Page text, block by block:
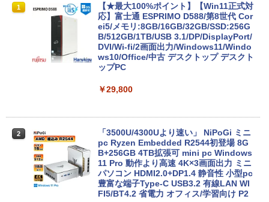
1
Amazon(アマゾン) タブレットPC New F
ire Max 11(2023年発売) グレー B0B2SD
8BVX ［11型 /Wi-Fiモデル /ストレージ：
64GB］ B0B2SD8BVX [振込不可]
￥19,980
付き/SSD 512GB メモリ16GB/Core i5
第8世代/ノートパソコン Windows11/お
まかせ パソコン/WIFI/激安パソコン/15.6
インチ 安い ノートPC
￥13,500
1
【★最大100%ポイント】【Win11正式対
応】富士通 ESPRIMO D588/第8世代 Cor
ei5/メモリ:8GB/16GB/32GB/SSD:256G
B/512GB/1TB/USB 3.1/DP/DisplayPort/
DVI/Wi-fi/2画面出力/Windows11/Windo
ws10/Office/中古 デスクトップ デスクト
ップPC
￥29,800
2
「3500U/4300Uより速い」 NiPoGi ミニ
pc Ryzen Embedded R2544初登場 8G
B+256GB 4TB拡張可 mini pc Windows
11 Pro 動作より高速 4K×3画面出力 ミニ
パソコン HDMI2.0+DP1.4 静音性 小型pc
豊富な端子Type-C USB3.2 有線LAN WI
FI5/BT4.2 省電力 オフィス/学習向け P2